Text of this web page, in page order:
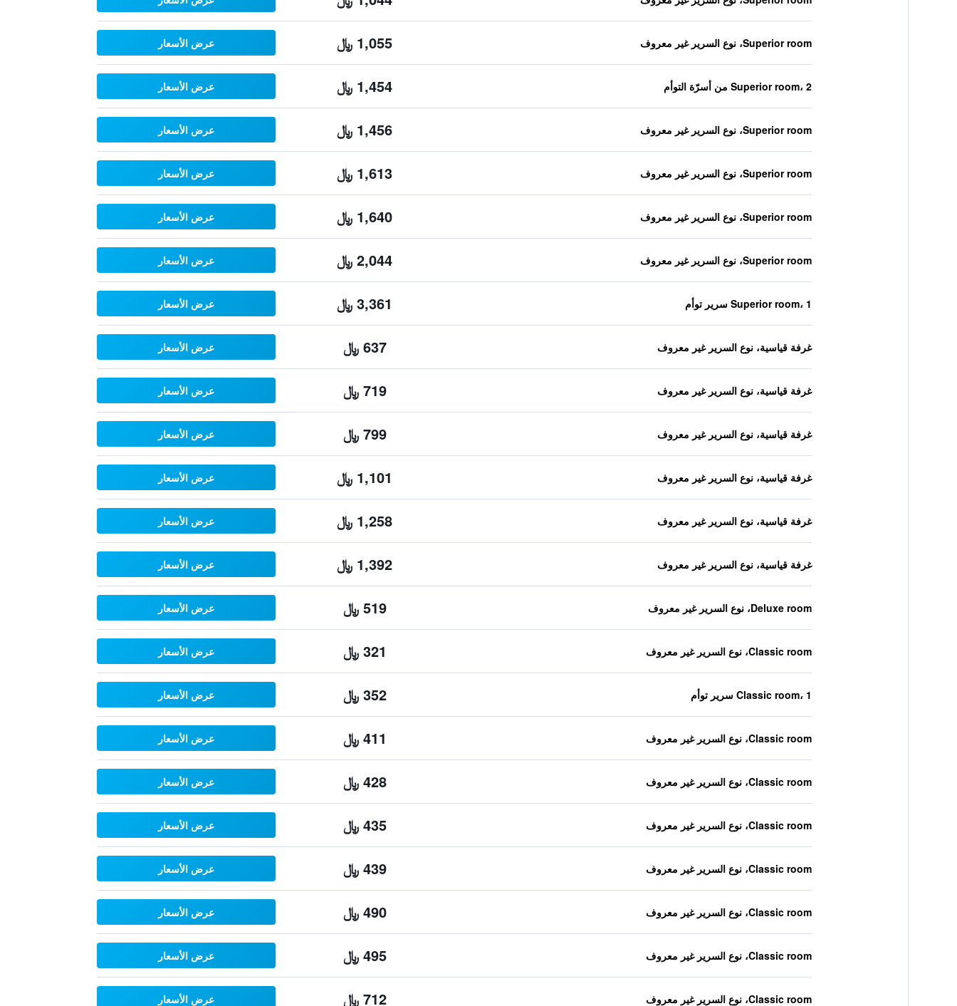
Superior room، نوع السرير غير معروف 1,055 ﷼ عرض الأسعار
Superior room، 2 من أسرّة التوأم 1,454 ﷼ عرض الأسعار
Superior room، نوع السرير غير معروف 1,456 ﷼ عرض الأسعار
Superior room، نوع السرير غير معروف 1,613 ﷼ عرض الأسعار
Superior room، نوع السرير غير معروف 1,640 ﷼ عرض الأسعار
Superior room، نوع السرير غير معروف 2,044 ﷼ عرض الأسعار
Superior room، 1 سرير توأم 3,361 ﷼ عرض الأسعار
غرفة قياسية، نوع السرير غير معروف 637 ﷼ عرض الأسعار
غرفة قياسية، نوع السرير غير معروف 719 ﷼ عرض الأسعار
غرفة قياسية، نوع السرير غير معروف 799 ﷼ عرض الأسعار
غرفة قياسية، نوع السرير غير معروف 1,101 ﷼ عرض الأسعار
غرفة قياسية، نوع السرير غير معروف 1,258 ﷼ عرض الأسعار
غرفة قياسية، نوع السرير غير معروف 1,392 ﷼ عرض الأسعار
Deluxe room، نوع السرير غير معروف 519 ﷼ عرض الأسعار
Classic room، نوع السرير غير معروف 321 ﷼ عرض الأسعار
Classic room، 1 سرير توأم 352 ﷼ عرض الأسعار
Classic room، نوع السرير غير معروف 411 ﷼ عرض الأسعار
Classic room، نوع السرير غير معروف 428 ﷼ عرض الأسعار
Classic room، نوع السرير غير معروف 435 ﷼ عرض الأسعار
Classic room، نوع السرير غير معروف 439 ﷼ عرض الأسعار
Classic room، نوع السرير غير معروف 490 ﷼ عرض الأسعار
Classic room، نوع السرير غير معروف 495 ﷼ عرض الأسعار
Classic room، نوع السرير غير معروف 712 ﷼ عرض الأسعار